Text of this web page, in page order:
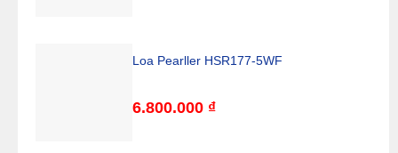
Loa Pearller HSR177-5WF
6.800.000 ₫